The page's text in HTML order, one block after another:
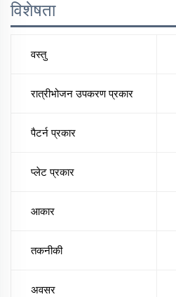
विशेषता
वस्तु
रात्रीभोजन उपकरण प्रकार
पैटर्न प्रकार
प्लेट प्रकार
आकार
तकनीकी
अवसर